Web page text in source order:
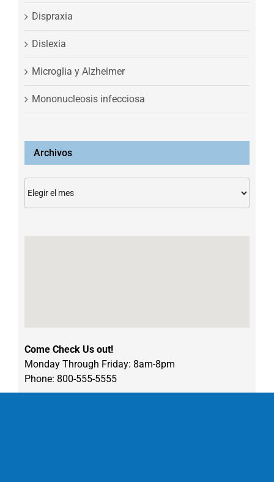
Dispraxia
Dislexia
Microglia y Alzheimer
Mononucleosis infecciosa
Archivos
Come Check Us out!
Monday Through Friday: 8am-8pm
Phone: 800-555-5555